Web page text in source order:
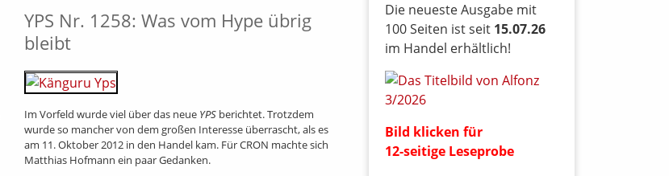
YPS Nr. 1258: Was vom Hype übrig
bleibt
Im Vorfeld wurde viel über das neue YPSberichtet. Trotzdem
wurde so mancher von dem großen Interesse überrascht, als es
am 11. Oktober 2012 in den Handel kam. Für CRON machte sich
Matthias Hofmann ein paar Gedanken.
Die neueste Ausgabe mit
100 Seiten ist seit 15.07.26
im Handel erhältlich!
Bild klicken für
12-seitige Leseprobe